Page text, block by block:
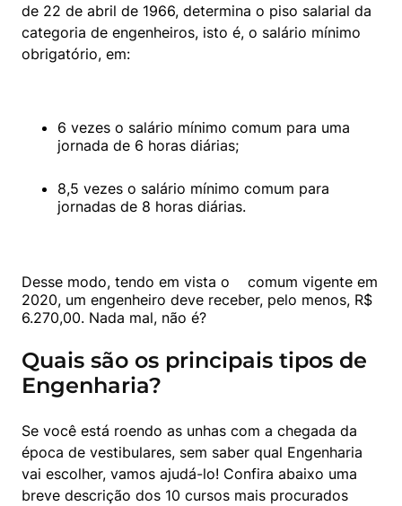
de 22 de abril de 1966, determina o piso salarial da
categoria de engenheiros, isto é, o salário mínimo
obrigatório, em:
6 vezes o salário mínimo comum para uma
jornada de 6 horas diárias;
8,5 vezes o salário mínimo comum para
jornadas de 8 horas diárias.
Desse modo, tendo em vista o
  comum vigente em
2020, um engenheiro deve receber, pelo menos, R$
6.270,00. Nada mal, não é?
Quais são os principais tipos de
Engenharia?
Se você está roendo as unhas com a chegada da
época de vestibulares, sem saber qual Engenharia
vai escolher, vamos ajudá-lo! Confira abaixo uma
breve descrição dos 10 cursos mais procurados